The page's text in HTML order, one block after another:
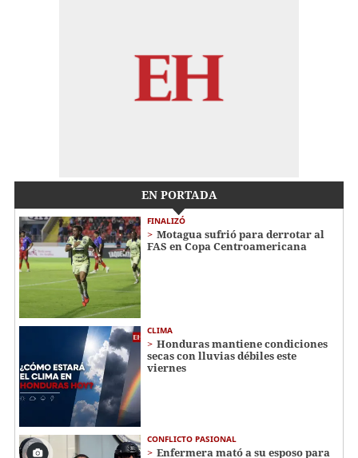
EN PORTADA
FINALIZÓ
Motagua sufrió para derrotar al
FAS en Copa Centroamericana
CLIMA
Honduras mantiene condiciones
secas con lluvias débiles este
viernes
CONFLICTO PASIONAL
Enfermera mató a su esposo para